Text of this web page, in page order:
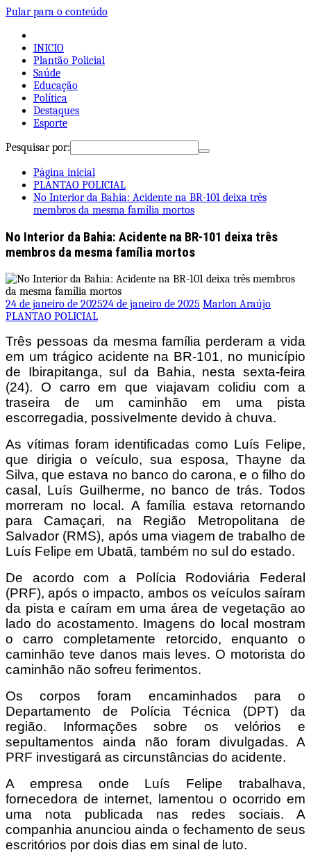
Pular para o conteúdo
INICIO
Plantão Policial
Saúde
Educação
Política
Destaques
Esporte
Pesquisar por:
Página inicial
PLANTAO POLICIAL
No Interior da Bahia: Acidente na BR-101 deixa três
membros da mesma família mortos
No Interior da Bahia: Acidente na BR-101 deixa três
membros da mesma família mortos
24 de janeiro de 202524 de janeiro de 2025 Marlon Araújo
PLANTAO POLICIAL
Três pessoas da mesma família perderam a vida
em um trágico acidente na BR-101, no município
de Ibirapitanga, sul da Bahia, nesta sexta-feira
(24). O carro em que viajavam colidiu com a
traseira de um caminhão em uma pista
escorregadia, possivelmente devido à chuva.
As vítimas foram identificadas como Luís Felipe,
que dirigia o veículo, sua esposa, Thayne da
Silva, que estava no banco do carona, e o filho do
casal, Luís Guilherme, no banco de trás. Todos
morreram no local. A família estava retornando
para Camaçari, na Região Metropolitana de
Salvador (RMS), após uma viagem de trabalho de
Luís Felipe em Ubatã, também no sul do estado.
De acordo com a Polícia Rodoviária Federal
(PRF), após o impacto, ambos os veículos saíram
da pista e caíram em uma área de vegetação ao
lado do acostamento. Imagens do local mostram
o carro completamente retorcido, enquanto o
caminhão teve danos mais leves. O motorista do
caminhão não sofreu ferimentos.
Os corpos foram encaminhados para o
Departamento de Polícia Técnica (DPT) da
região. Informações sobre os velórios e
sepultamentos ainda não foram divulgadas. A
PRF investigará as circunstâncias do acidente.
A empresa onde Luís Felipe trabalhava,
fornecedora de internet, lamentou o ocorrido em
uma nota publicada nas redes sociais. A
companhia anunciou ainda o fechamento de seus
escritórios por dois dias em sinal de luto.